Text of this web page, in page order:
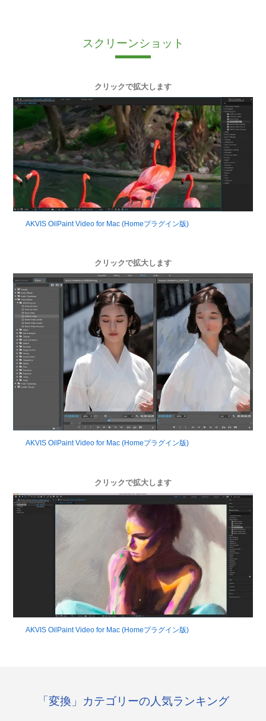
スクリーンショット
クリックで拡大します
AKVIS OilPaint Video for Mac (Homeプラグイン版)
クリックで拡大します
AKVIS OilPaint Video for Mac (Homeプラグイン版)
クリックで拡大します
AKVIS OilPaint Video for Mac (Homeプラグイン版)
「変換」カテゴリーの人気ランキング